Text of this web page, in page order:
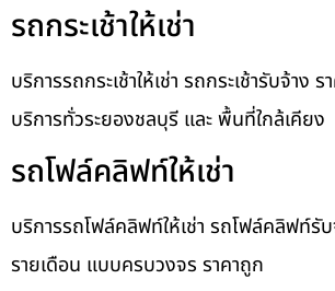
รถกระเช้าให้เช่า
บริการรถกระเช้าให้เช่า รถกระเช้ารับจ้าง
บริการทั่วระยองชลบุรี และ พื้นที่ใกล้เคียง
รถโฟล์คลิฟท์ให้เช่า
บริการรถโฟล์คลิฟท์ให้เช่า รถโฟล์คลิฟท์รั
รายเดือน แบบครบวงจร ราคาถูก